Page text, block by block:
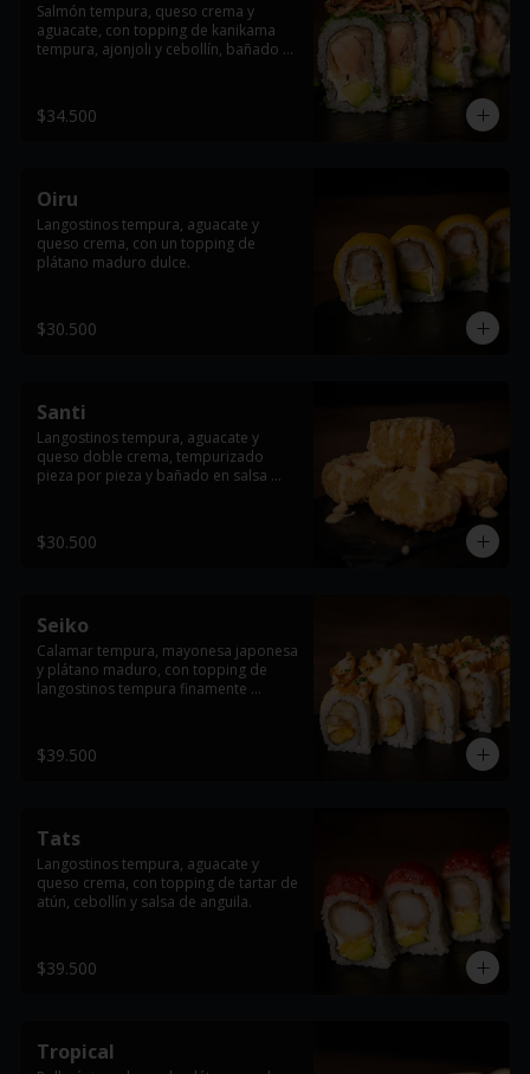
Salmón tempura, queso crema y
aguacate, con topping de kanikama
tempura, ajonjoli y cebollín, bañado en
$34.500
Oiru
Langostinos tempura, aguacate y
queso crema, con un topping de
plátano maduro dulce.
$30.500
Santi
Langostinos tempura, aguacate y
queso doble crema, tempurizado
pieza por pieza y bañado en salsa
$30.500
Seiko
Calamar tempura, mayonesa japonesa
y plátano maduro, con topping de
langostinos tempura finamente
$39.500
Tats
Langostinos tempura, aguacate y
queso crema, con topping de tartar de
atún, cebollín y salsa de anguila.
$39.500
Tropical